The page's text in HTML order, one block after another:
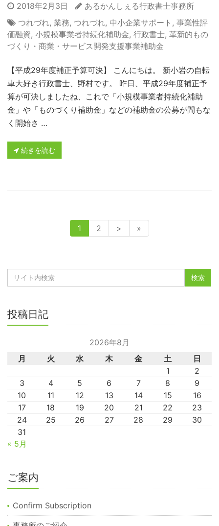
2018年2月3日
あるかんしぇる行政書士事務所
つれづれ, 業務, つれづれ, 中小企業サポート , 事業性評
価融資, 小規模事業者持続化補助金, 行政書士, 革新的もの
づくり・商業・サービス開発支援事業補助金
【平成29年度補正予算可決】 こんにちは。 新小岩の自転
車大好き行政書士、野村です。 昨日、平成29年度補正予
算が可決しましたね、これで「小規模事業者持続化補助
金」や「ものづくり補助金」などの補助金の公募が間もな
く開始さ …
続きを読む
1 2 > »
投稿日記
2026年8月
月
火 水 木 金 土
日
1
2
3
4 5 6 7 8
9
10
11 12 13 14 15
16
17
18 19 20 21 22
23
24
25 26 27 28 29
30
31
« 5月
ご案内
Confirm Subscription